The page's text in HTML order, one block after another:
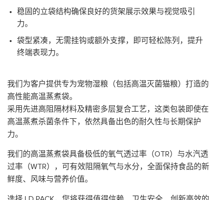
稳固的立袋结构确保良好的货架展示效果与视觉吸引
力。
袋型紧凑，无需挂钩或额外支撑，即可轻松陈列，提升
终端表现力。
我们为客户提供专为宠物湿粮（包括高温灭菌猫粮）打造的
高性能高温蒸煮袋。
采用先进高阻隔材料及精密多层复合工艺，这类包装即使在
高温蒸煮杀菌条件下，依然具备出色的耐久性与长期保护
力。
我们的高温蒸煮袋具备极低的氧气透过率（OTR）与水汽透
过率（WTR），可有效阻隔氧气与水分，全面保持食品的新
鲜度、风味与营养价值。